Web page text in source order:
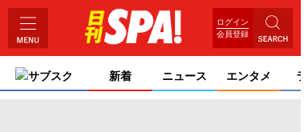
ログイン
会員登録
サブスク 新着 ニュース エンタメ